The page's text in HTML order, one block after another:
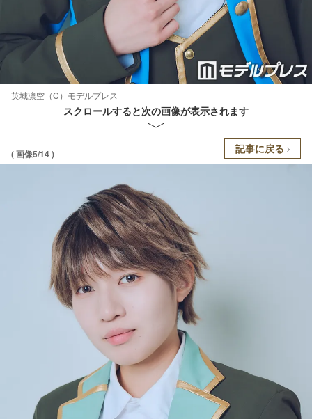
英城凛空（C）モデルプレス
スクロールすると次の画像が表示されます
( 画像5/14 ) 記事に戻る